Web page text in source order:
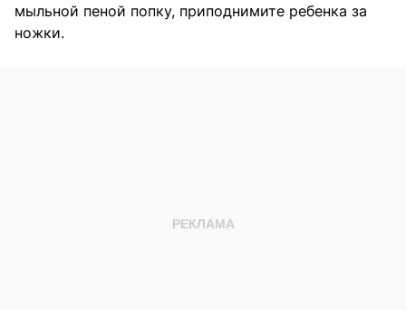
мыльной пеной попку, приподнимите ребенка за
ножки.